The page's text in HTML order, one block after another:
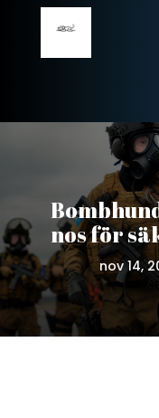
nos för
nov 14,